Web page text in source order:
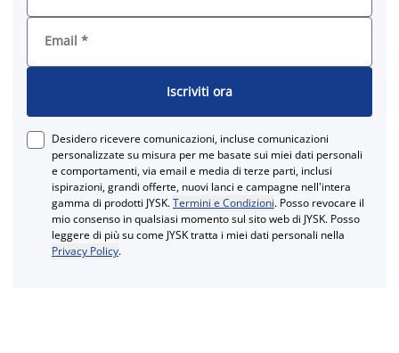
Email *
Iscriviti ora
Desidero ricevere comunicazioni, incluse comunicazioni
personalizzate su misura per me basate sui miei dati personali
e comportamenti, via email e media di terze parti, inclusi
ispirazioni, grandi offerte, nuovi lanci e campagne nell'intera
gamma di prodotti JYSK.Termini e Condizioni. Posso revocare il
mio consenso in qualsiasi momento sul sito web di JYSK. Posso
leggere di più su come JYSK tratta i miei dati personali nella
Privacy Policy.